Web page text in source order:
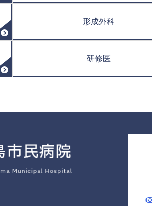
形成外科
研修医